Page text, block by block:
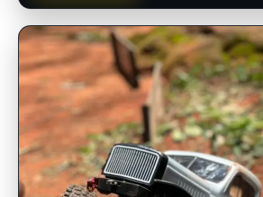
INSCRIPCIONES ABIERTAS